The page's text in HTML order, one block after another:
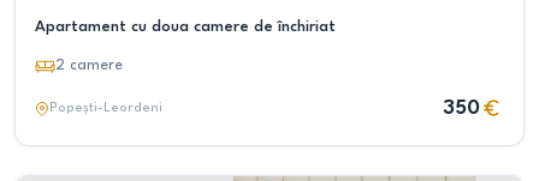
Apartament cu doua camere de închiriat
2 camere
Popești-Leordeni 350